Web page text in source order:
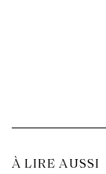
À LIRE AUSSI